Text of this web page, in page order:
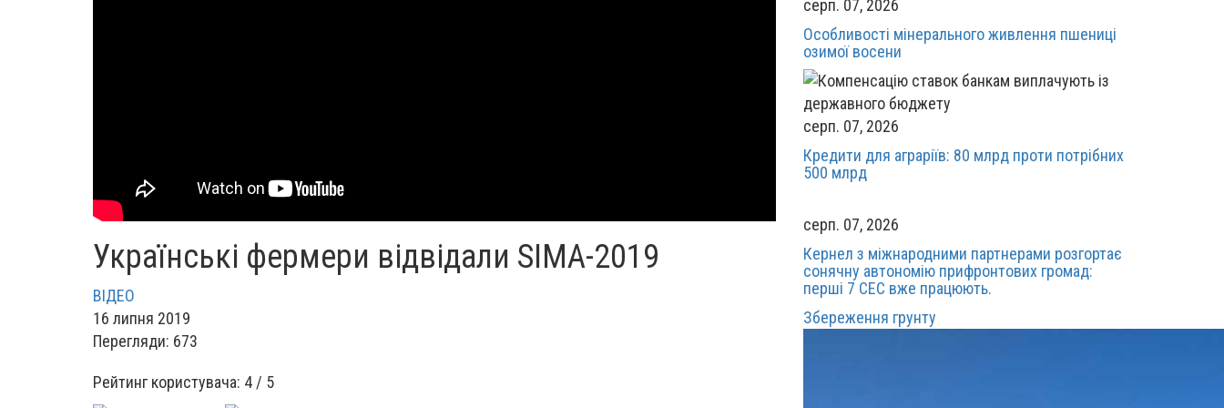
Українські фермери відвідали SIMA-2019
ВІДЕО
16 липня 2019
Перегляди: 673
Рейтинг користувача: 4 / 5
серп. 07, 2026
Особливості мінерального живлення пшениці
озимої восени
серп. 07, 2026
Кредити для аграріїв: 80 млрд проти потрібних
500 млрд
серп. 07, 2026
Кернел з міжнародними партнерами розгортає
сонячну автономію прифронтових громад:
перші 7 СЕС вже працюють.
Збереження грунту